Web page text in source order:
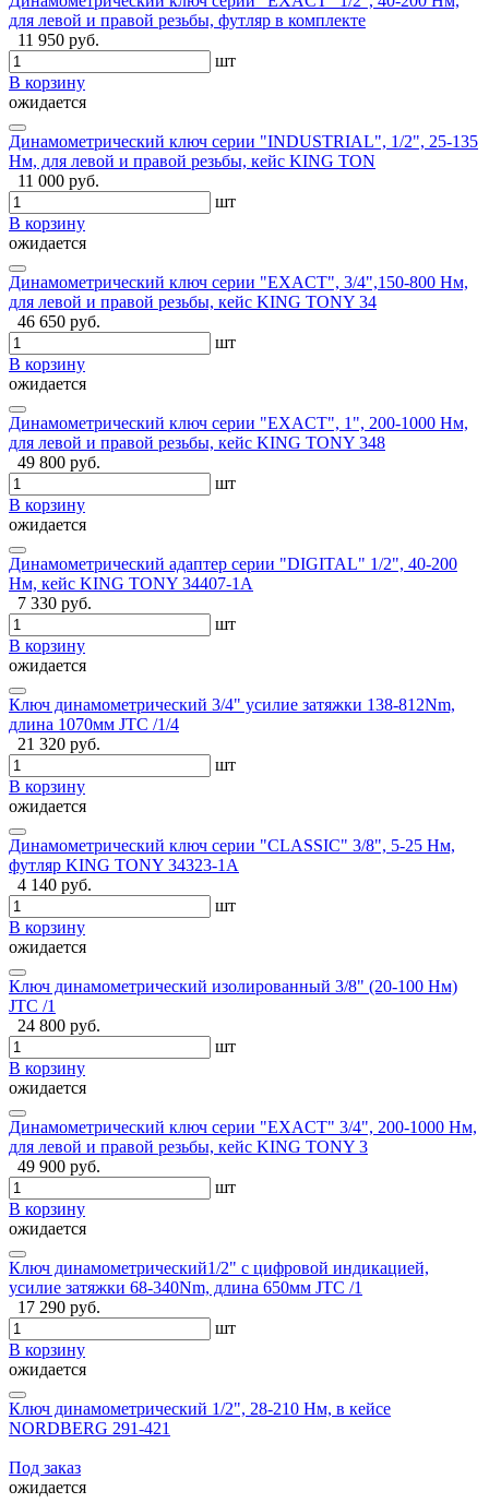
для левой и правой резьбы, футляр в комплекте
11 950 руб.
шт
В корзину
ожидается
Динамометрический ключ серии "INDUSTRIAL", 1/2", 25-135
Нм, для левой и правой резьбы, кейс KING TON
11 000 руб.
шт
В корзину
ожидается
Динамометрический ключ серии "EXACT", 3/4",150-800 Нм,
для левой и правой резьбы, кейс KING TONY 34
46 650 руб.
шт
В корзину
ожидается
Динамометрический ключ серии "EXACT", 1", 200-1000 Нм,
для левой и правой резьбы, кейс KING TONY 348
49 800 руб.
шт
В корзину
ожидается
Динамометрический адаптер серии "DIGITAL" 1/2", 40-200
Нм, кейс KING TONY 34407-1A
7 330 руб.
шт
В корзину
ожидается
Ключ динамометрический 3/4" усилие затяжки 138-812Nm,
длина 1070мм JTC /1/4
21 320 руб.
шт
В корзину
ожидается
Динамометрический ключ серии "CLASSIC" 3/8", 5-25 Нм,
футляр KING TONY 34323-1A
4 140 руб.
шт
В корзину
ожидается
Ключ динамометрический изолированный 3/8" (20-100 Нм)
JTC /1
24 800 руб.
шт
В корзину
ожидается
Динамометрический ключ серии "EXACT" 3/4", 200-1000 Hм,
для левой и правой резьбы, кейс KING TONY 3
49 900 руб.
шт
В корзину
ожидается
Ключ динамометрический1/2" с цифровой индикацией,
усилие затяжки 68-340Nm, длина 650мм JTC /1
17 290 руб.
шт
В корзину
ожидается
Ключ динамометрический 1/2", 28-210 Нм, в кейсе
NORDBERG 291-421
Под заказ
ожидается